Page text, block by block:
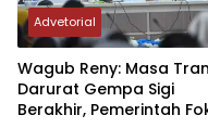
Advetorial
Wagub Reny: Masa
Darurat Gempa Sigi
Berakhir, Pemerintah